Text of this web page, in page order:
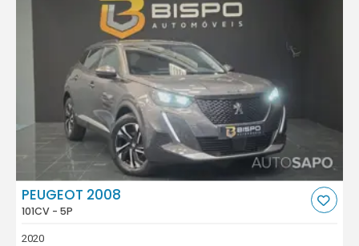
PEUGEOT 2008
101CV - 5P
2020